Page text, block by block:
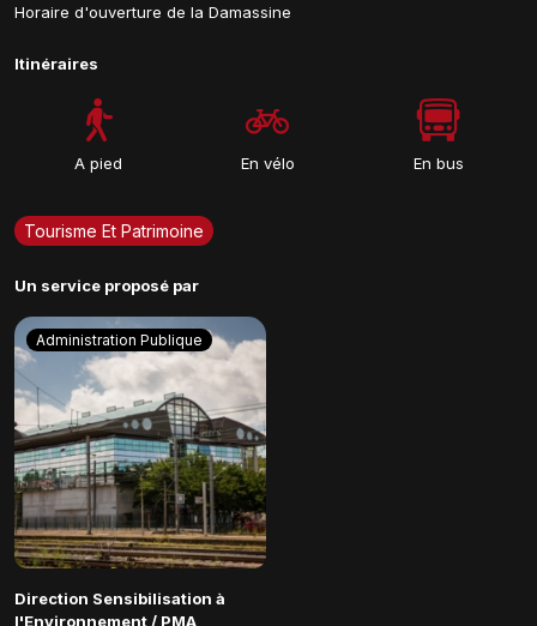
Horaire d'ouverture de la Damassine
Itinéraires
A pied En vélo En bus
Tourisme Et Patrimoine
Un service proposé par
Administration Publique
Direction Sensibilisation à
l'Environnement / PMA